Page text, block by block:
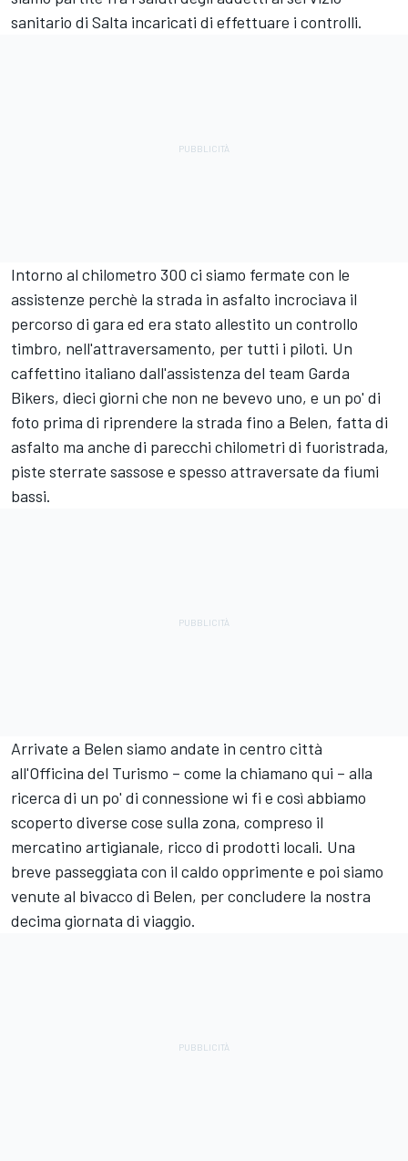
sanitario di Salta incaricati di effettuare i controlli.
Intorno al chilometro 300 ci siamo fermate con le
assistenze perchè la strada in asfalto incrociava il
percorso di gara ed era stato allestito un controllo
timbro, nell'attraversamento, per tutti i piloti. Un
caffettino italiano dall'assistenza del team Garda
Bikers, dieci giorni che non ne bevevo uno, e un po' di
foto prima di riprendere la strada fino a Belen, fatta di
asfalto ma anche di parecchi chilometri di fuoristrada,
piste sterrate sassose e spesso attraversate da fiumi
bassi.
Arrivate a Belen siamo andate in centro città
all'Officina del Turismo – come la chiamano qui – alla
ricerca di un po' di connessione wi fi e così abbiamo
scoperto diverse cose sulla zona, compreso il
mercatino artigianale, ricco di prodotti locali. Una
breve passeggiata con il caldo opprimente e poi siamo
venute al bivacco di Belen, per concludere la nostra
decima giornata di viaggio.